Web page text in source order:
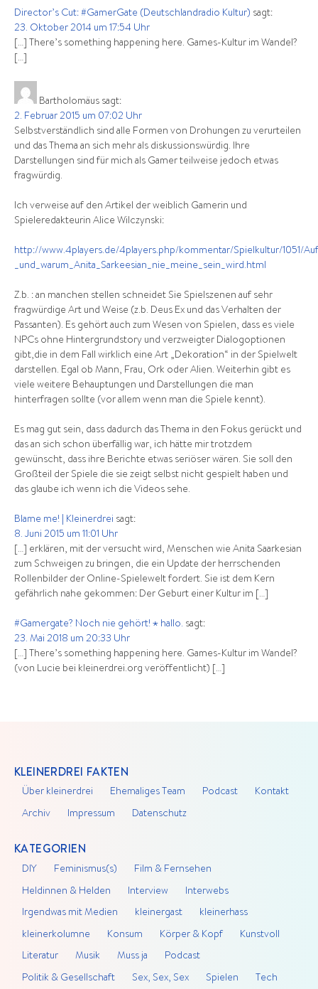
Director’s Cut: #GamerGate (Deutschlandradio Kultur) sagt:
23. Oktober 2014 um 17:54 Uhr
[…] There’s something happening here. Games-Kultur im Wandel?
[…]
Bartholomäus sagt:
2. Februar 2015 um 07:02 Uhr
Selbstverständlich sind alle Formen von Drohungen zu verurteilen
und das Thema an sich mehr als diskussionswürdig. Ihre
Darstellungen sind für mich als Gamer teilweise jedoch etwas
fragwürdig.
Ich verweise auf den Artikel der weiblich Gamerin und
Spieleredakteurin Alice Wilczynski:
http://www.4players.de/4players.php/kommentar/Spielkultur/1051/
_und_warum_Anita_Sarkeesian_nie_meine_sein_wird.html
Z.b. : an manchen stellen schneidet Sie Spielszenen auf sehr
fragwürdige Art und Weise (z.b. Deus Ex und das Verhalten der
Passanten). Es gehört auch zum Wesen von Spielen, dass es viele
NPCs ohne Hintergrundstory und verzweigter Dialogoptionen
gibt,die in dem Fall wirklich eine Art „Dekoration“ in der Spielwelt
darstellen. Egal ob Mann, Frau, Ork oder Alien. Weiterhin gibt es
viele weitere Behauptungen und Darstellungen die man
hinterfragen sollte (vor allem wenn man die Spiele kennt).
Es mag gut sein, dass dadurch das Thema in den Fokus gerückt und
das an sich schon überfällig war, ich hätte mir trotzdem
gewünscht, dass ihre Berichte etwas seriöser wären. Sie soll den
Großteil der Spiele die sie zeigt selbst nicht gespielt haben und
das glaube ich wenn ich die Videos sehe.
Blame me! | Kleinerdrei sagt:
8. Juni 2015 um 11:01 Uhr
[…] erklären, mit der versucht wird, Menschen wie Anita Saarkesian
zum Schweigen zu bringen, die ein Update der herrschenden
Rollenbilder der Online-Spielewelt fordert. Sie ist dem Kern
gefährlich nahe gekommen: Der Geburt einer Kultur im […]
#Gamergate? Noch nie gehört! ⋆ hallo. sagt:
23. Mai 2018 um 20:33 Uhr
[…] There’s something happening here. Games-Kultur im Wandel?
(von Lucie bei kleinerdrei.org veröffentlicht) […]
KLEINERDREI FAKTEN
Über kleinerdrei Ehemaliges Team Podcast Kontakt
Archiv Impressum Datenschutz
KATEGORIEN
DIY Feminismus(s) Film & Fernsehen
Heldinnen & Helden Interview Interwebs
Irgendwas mit Medien kleinergast kleinerhass
kleinerkolumne Konsum Körper & Kopf Kunstvoll
Literatur Musik Muss ja Podcast
Politik & Gesellschaft Sex, Sex, Sex Spielen Tech